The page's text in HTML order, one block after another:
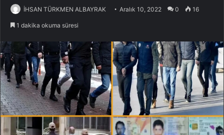
İHSAN TÜRKMEN ALBAYRAK Aralık 10, 2022 0 16
1 dakika okuma süresi